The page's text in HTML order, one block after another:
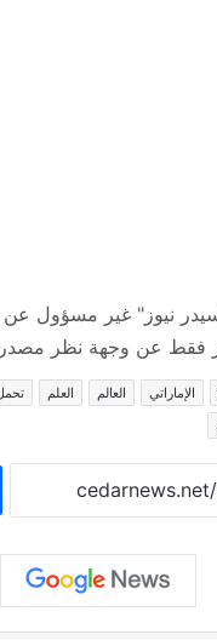
نيوز" غير مسؤول عن
فقط عن وجهة نظر
الإماراتي العالم العلم